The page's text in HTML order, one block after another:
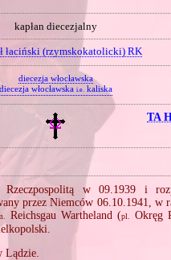
kapłan diecezjalny
łaciński (rzymskokatolicki) RK
diecezja włocławska
diecezja włocławska i.e. kaliska
TA
w 09.1939 i
przez Niemców 06.10.1941, w
Reichsgau Wartheland (pl.
Okręg